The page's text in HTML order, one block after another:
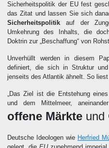
Sicherheitspolitik der EU fest
das Zitat und lassen Sie sich
Sicherheitspolitik auf der
Umkehrung des Inhalts, die
Doktrin zur „Beschaffung“ von
Unverhüllt werden in diesem
definiert, die sich in Struktur
jenseits des Atlantik ähnelt. So
„Das Ziel ist die Entstehung
und dem Mittelmeer,
offene Märkte und
Deutsche Ideologen wie Herfried